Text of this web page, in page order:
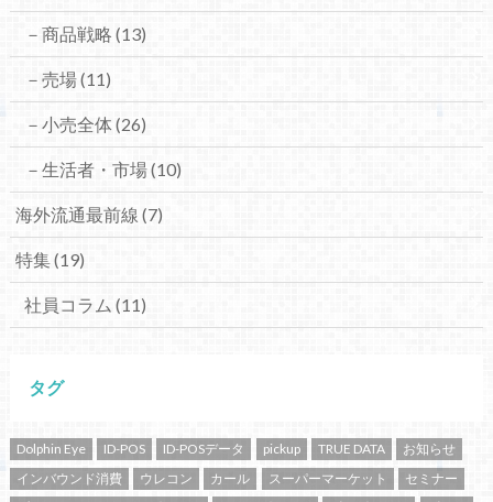
－商品戦略 (13)
－売場(11)
－小売全体 (26)
－生活者・市場(10)
海外流通最前線 (7)
特集(19)
社員コラム (11)
タグ
Dolphin Eye ID-POS ID-POSデータ pickup TRUE DATA
お知らせ
インバウンド消費
ウレコン カール スーパーマーケット
セミナー